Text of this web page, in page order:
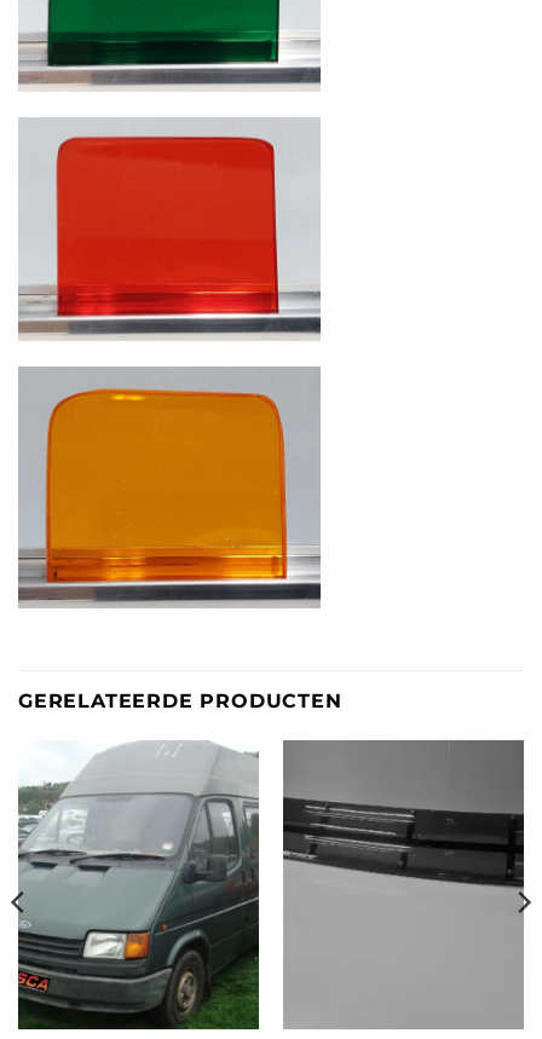
GERELATEERDE PRODUCTEN